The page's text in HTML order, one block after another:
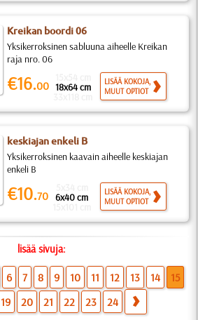
Kreikan boordi 06
Yksikerroksinen sabluuna aiheelle Kreikan
raja nro. 06
€16.00 18x64 cm
LISÄÄ KOKOJA,
MUUT OPTIOT
keskiajan enkeli B
Yksikerroksinen kaavain aiheelle keskiajan
enkeli B
€10.70 6x40 cm
LISÄÄ KOKOJA,
MUUT OPTIOT
lisää sivuja:
6 7 8 9 10 11 12 13 14
15
19 20 21 22 23 24